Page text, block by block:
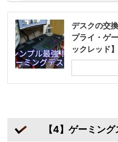
デスクの交
プライ・ゲ
ックレッド】
【4】ゲーミン